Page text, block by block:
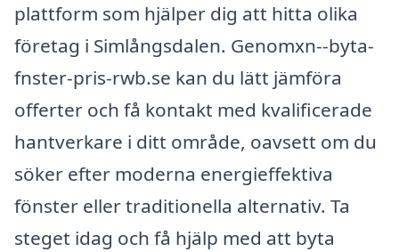
plattform som hjälper dig att hitta olika
företag i Simlångsdalen. Genomxn--byta-
fnster-pris-rwb.se kan du lätt jämföra
offerter och få kontakt med kvalificerade
hantverkare i ditt område, oavsett om du
söker efter moderna energieffektiva
fönster eller traditionella alternativ. Ta
steget idag och få hjälp med att byta